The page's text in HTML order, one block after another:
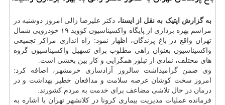
به گزارش اپتیک به نقل از ایسنا، دکتر علیرضا زالی امروز دوشنبه در
مراسم بهره برداری از پایگاه واکسیناسیون کووید ۱۹ خودرویی شمال
تهران واقع در باغ پرندگان، اظهار نمود: راه اندازی مراکز تجمیعی
واکسیناسیون بعنوان راهی مطلوب برای تسهیل واکسیناسیون گروه
های مختلف، نمادی از تبلور همگرایی و کار بین بخشی است.
وی ضمن گرامیداشت سالروز آزادسازی خرمشهر، اضافه کرد:
امروز سخت کوشان عرصه سلامت و مدافعان خطیر بهداشت و در
درمان در حال تلاشی مضاعف برای خدمت به مردم کشورند.
فرمانده عملیات مدیریت بیماری کرونا در کلانشهر تهران با اشاره به